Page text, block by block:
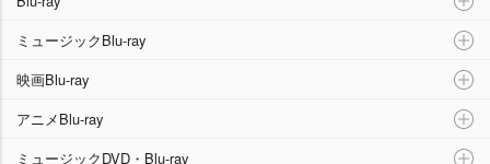
ミュージックBlu-ray
映画Blu-ray
アニメBlu-ray
ミュージックDVD・Blu-ray